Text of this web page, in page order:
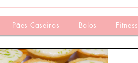
Pães Caseiros Bolos Fitness